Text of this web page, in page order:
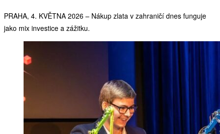
PRAHA, 4. KVĚTNA 2026 – Nákup zlata v zahraničí dnes funguje
jako mix investice a zážitku.